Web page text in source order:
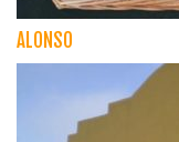
ALONSO